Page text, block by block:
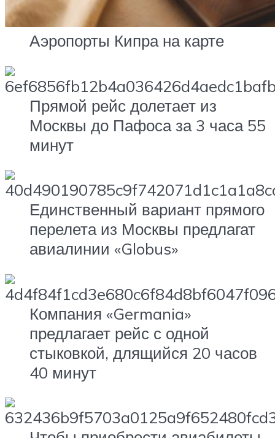
Аэропорты Кипра на карте
Прямой рейс долетает из
Москвы до Пафоса за 3 часа 55
минут
Единственный вариант прямого
перелета из Москвы предлагат
авиалинии «Globus»
Компания «Germania»
предлагает рейс с одной
стыковкой, длящийся 20 часов
40 минут